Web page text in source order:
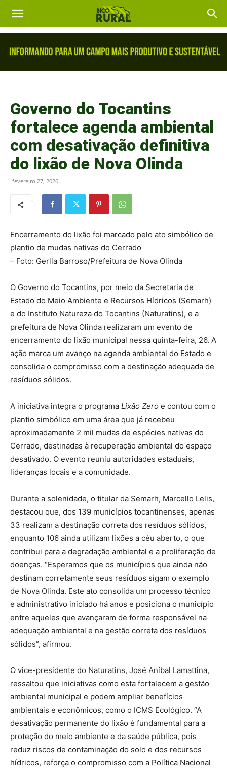
Governo do Tocantins
fortalece agenda ambiental
com desativação definitiva
do lixão de Nova Olinda
fevereiro 27, 2026
Encerramento do lixão foi marcado pelo ato simbólico de
plantio de mudas nativas do Cerrado
– Foto: Gerlla Barroso/Prefeitura de Nova Olinda
O Governo do Tocantins, por meio da Secretaria de
Estado do Meio Ambiente e Recursos Hídricos (Semarh)
e do Instituto Natureza do Tocantins (Naturatins), e a
prefeitura de Nova Olinda realizaram um evento de
encerramento do lixão municipal nessa quinta-feira, 26. A
ação marca um avanço na agenda ambiental do Estado e
consolida o compromisso com a destinação adequada de
resíduos sólidos.
A iniciativa integra o programa Lixão Zero e contou com o
plantio simbólico em uma área que já recebeu
aproximadamente 2 mil mudas de espécies nativas do
Cerrado, destinadas à recuperação ambiental do espaço
desativado. O evento reuniu autoridades estaduais,
lideranças locais e a comunidade.
Durante a solenidade, o titular da Semarh, Marcello Lelis,
destacou que, dos 139 municípios tocantinenses, apenas
33 realizam a destinação correta dos resíduos sólidos,
enquanto 106 ainda utilizam lixões a céu aberto, o que
contribui para a degradação ambiental e a proliferação de
doenças. “Esperamos que os municípios que ainda não
destinam corretamente seus resíduos sigam o exemplo
de Nova Olinda. Este ato consolida um processo técnico
e administrativo iniciado há anos e posiciona o município
entre aqueles que avançaram de forma responsável na
adequação ambiental e na gestão correta dos resíduos
sólidos”, afirmou.
O vice-presidente do Naturatins, José Aníbal Lamattina,
ressaltou que iniciativas como esta fortalecem a gestão
ambiental municipal e podem ampliar benefícios
ambientais e econômicos, como o ICMS Ecológico. “A
desativação permanente do lixão é fundamental para a
proteção do meio ambiente e da saúde pública, pois
reduz riscos de contaminação do solo e dos recursos
hídricos, reforça o compromisso com a Política Nacional